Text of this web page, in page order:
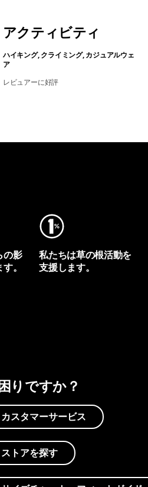
アクティビティ
ハイキング, クライミング, カジュアルウェ
ア
レビュアーに好評
の影
。
私たちは草の根活動を
支援します。
りですか？
カスタマーサービス
ストアを探す